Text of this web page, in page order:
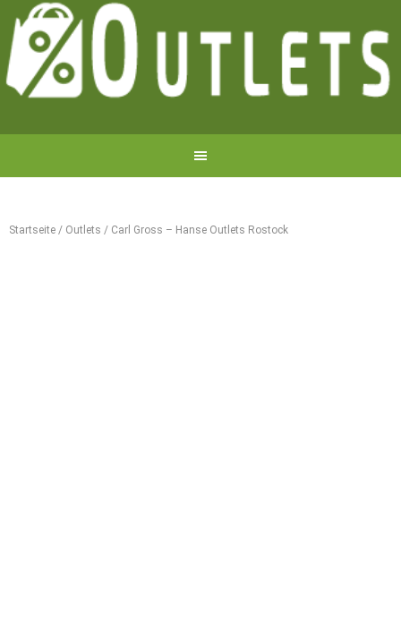
Startseite / Outlets / Carl Gross – Hanse Outlets Rostock